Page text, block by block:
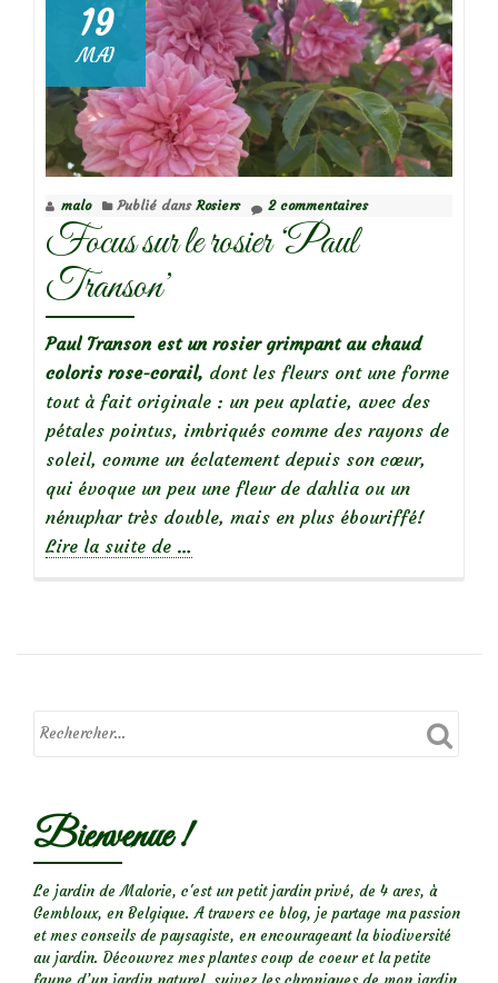
Focus
sur
le
rosier
Edmond
Proust
19
MAI
malo Publié dans Rosiers 2 commentaires
Focus sur le rosier ‘Paul
Transon’
Paul Transon est un rosier grimpant au chaud
coloris rose-corail, dont les fleurs ont une forme
tout à fait originale : un peu aplatie, avec des
pétales pointus, imbriqués comme des rayons de
soleil, comme un éclatement depuis son cœur,
qui évoque un peu une fleur de dahlia ou un
nénuphar très double, mais en plus ébouriffé!
Lire la suite de
le
‘Paul
…
Bienvenue !
Le jardin de Malorie, c'est un petit jardin privé, de 4 ares, à
Gembloux, en Belgique. A travers ce blog, je partage ma passion
et mes conseils de paysagiste, en encourageant la biodiversité
au jardin. Découvrez mes plantes coup de coeur et la petite